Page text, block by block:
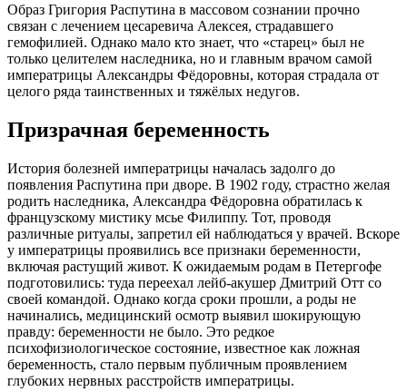
Образ Григория Распутина в массовом сознании прочно
связан с лечением цесаревича Алексея, страдавшего
гемофилией. Однако мало кто знает, что «старец» был не
только целителем наследника, но и главным врачом самой
императрицы Александры Фёдоровны, которая страдала от
целого ряда таинственных и тяжёлых недугов.
Призрачная беременность
История болезней императрицы началась задолго до
появления Распутина при дворе. В 1902 году, страстно желая
родить наследника, Александра Фёдоровна обратилась к
французскому мистику мсье Филиппу. Тот, проводя
различные ритуалы, запретил ей наблюдаться у врачей. Вскоре
у императрицы проявились все признаки беременности,
включая растущий живот. К ожидаемым родам в Петергофе
подготовились: туда переехал лейб-акушер Дмитрий Отт со
своей командой. Однако когда сроки прошли, а роды не
начинались, медицинский осмотр выявил шокирующую
правду: беременности не было. Это редкое
психофизиологическое состояние, известное как ложная
беременность, стало первым публичным проявлением
глубоких нервных расстройств императрицы.